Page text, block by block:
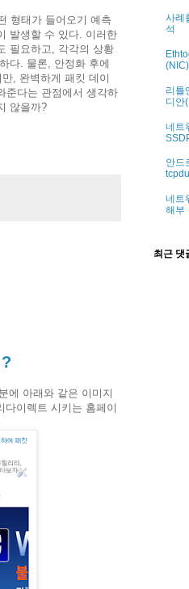
형태가 들어오기 예측
발생할 수 있다. 이러한
필요하고, 각각의 상황
다. 물론, 안정화 후에
, 완벽하게 패킷 데이
준다는 관점에서 생각하
않을까?
에 아래와 같은 이미지
이렉트 시키는 홈페이
사례
석
리틀
디안
네트
안드
네트
해부
최근 댓